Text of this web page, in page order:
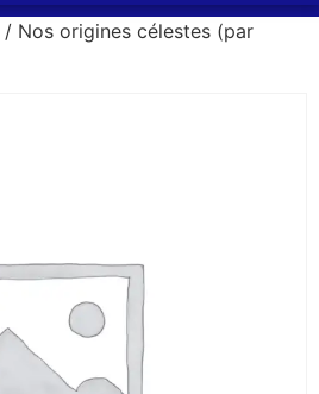
/ Nos origines célestes (par